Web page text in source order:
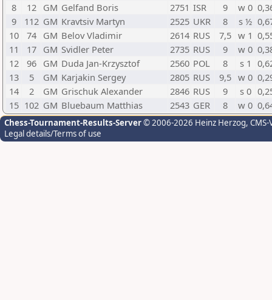
8
12 GM Gelfand Boris 2751 ISR 9 w 0
9
112 GM Kravtsiv Martyn 2525 UKR 8 s ½
10
74 GM Belov Vladimir 2614 RUS 7,5 w 1
11
17 GM Svidler Peter 2735 RUS 9 w 0
12
96 GM Duda Jan-Krzysztof 2560 POL 8 s 1
13
5 GM Karjakin Sergey 2805 RUS 9,5 w 0
14
2 GM Grischuk Alexander 2846 RUS 9 s 0
15 102 GM Bluebaum Matthias 2543 GER 8 w 0
Chess-Tournament-Results-Server© 2006-2026 Heinz Herzog,
Legal details/Terms of use